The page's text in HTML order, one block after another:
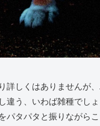
詳しくはありませんが
違う、いわば雑種でし
パタパタと振りながら